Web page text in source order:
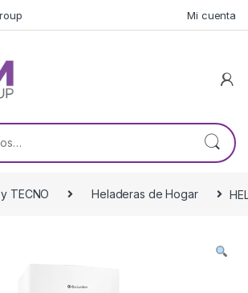
Mi cuenta
TECNO Heladeras de Hogar